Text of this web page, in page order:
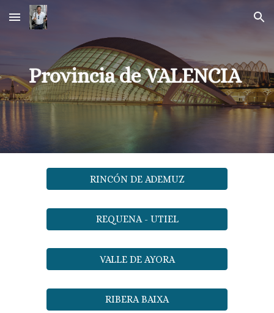
Skip to main content Skip to navigation
Provincia de VALENCIA
RINCÓN DE ADEMUZ
REQUENA - UTIEL
VALLE DE AYORA
RIBERA BAIXA